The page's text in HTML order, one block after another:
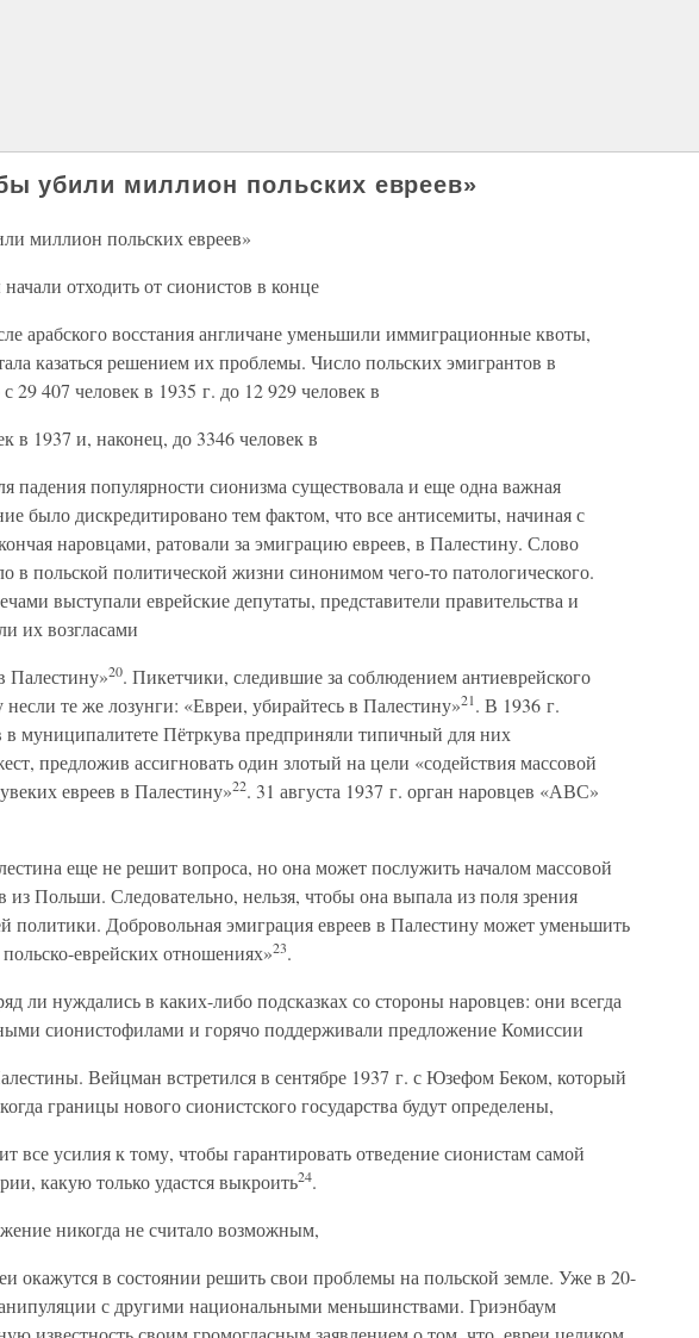
убили миллион польских евреев»
миллион польских евреев»
отходить от сионистов в конце
арабского восстания англичане уменьшили иммиграционные квоты,
казаться решением их проблемы. Число польских эмигрантов в
29 407 человек в 1935 г. до 12 929 человек в
в 1937 и, наконец, до 3346 человек в
падения популярности сионизма существовала и еще одна важная
было дискредитировано тем фактом, что все антисемиты, начиная с
наровцами, ратовали за эмиграцию евреев, в Палестину. Слово
в польской политической жизни синонимом чего-то патологического.
выступали еврейские депутаты, представители правительства и
их возгласами
Палестину»20. Пикетчики, следившие за соблюдением антиеврейского
те же лозунги: «Евреи, убирайтесь в Палестину»21. В 1936 г.
в муниципалитете Пётркува предприняли типичный для них
предложив ассигновать один злотый на цели «содействия массовой
евреев в Палестину»22. 31 августа 1937 г. орган наровцев «АВС»
еще не решит вопроса, но она может послужить началом массовой
из Польши. Следовательно, нельзя, чтобы она выпала из поля зрения
политики. Добровольная эмиграция евреев в Палестину может уменьшить
еврейских отношениях»23.
ли нуждались в каких-либо подсказках со стороны наровцев: они всегда
сионистофилами и горячо поддерживали предложение Комиссии
Вейцман встретился в сентябре 1937 г. с Юзефом Беком, который
границы нового сионистского государства будут определены,
все усилия к тому, чтобы гарантировать отведение сионистам самой
какую только удастся выкроить24.
никогда не считало возможным,
окажутся в состоянии решить свои проблемы на польской земле. Уже в 20-
с другими национальными меньшинствами. Гриэнбаум